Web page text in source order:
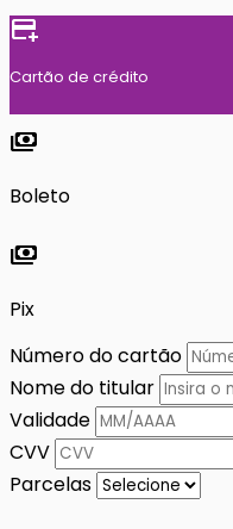
add_card
Cartão de crédito
payments
Boleto
payments
Pix
Número do cartão
Nome do titular
Validade
CVV
Parcelas